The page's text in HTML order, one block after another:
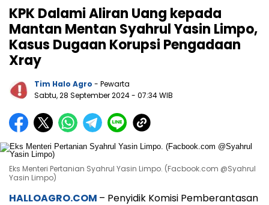
KPK Dalami Aliran Uang kepada
Mantan Mentan Syahrul Yasin Limpo,
Kasus Dugaan Korupsi Pengadaan
Xray
Tim Halo Agro - Pewarta
Sabtu, 28 September 2024- 07:34 WIB
Eks Menteri Pertanian Syahrul Yasin Limpo. (Facbook.com @Syahrul
Yasin Limpo)
HALLOAGRO.COM – Penyidik Komisi Pemberantasan